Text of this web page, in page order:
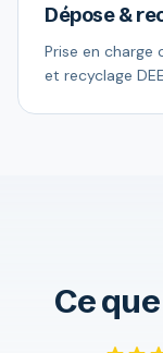
Dépose &
Prise en charge
et recyclage
Ce